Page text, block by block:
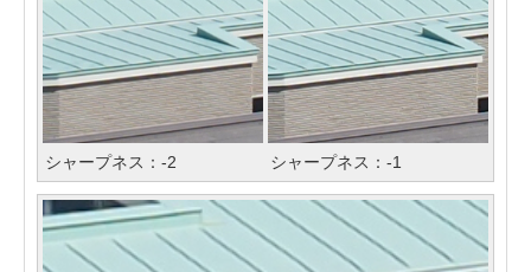
シャープネス：-2 シャープネス：-1